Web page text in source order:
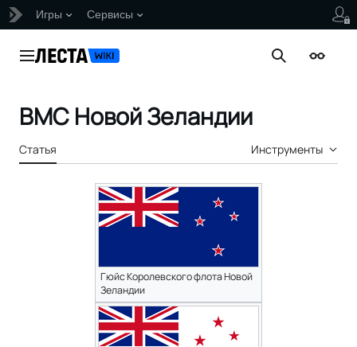
Игры Сервисы
Главное меню Поиск
ВМС Новой Зеландии
Статья Инструменты
Гюйс Королевского флота Новой
Зеландии